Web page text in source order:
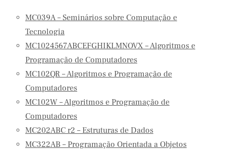
MC039A – Seminários sobre Computação e
Tecnologia
MC1024567ABCEFGHIKLMNOVX – Algoritmos e
Programação de Computadores
MC102QR – Algoritmos e Programação de
Computadores
MC102W – Algoritmos e Programação de
Computadores
MC202ABC r2 – Estruturas de Dados
MC322AB – Programação Orientada a Objetos